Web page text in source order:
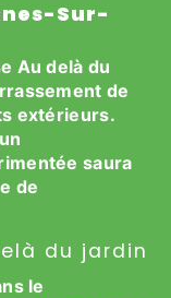
Sur-
Au delà du
de
extérieurs.
saura
de
du jardin
le